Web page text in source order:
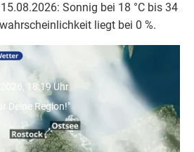
Sonnig bei 18 °C bis 34
liegt bei 0 %.
für Deine Region!"
18:19 Uhr
Deine Region!"
Vorpommern